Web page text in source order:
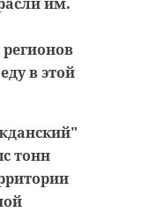
в этой
тонн
бор